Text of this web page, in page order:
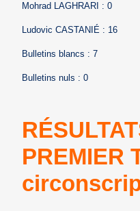
Mohrad LAGHRARI : 0
Ludovic CASTANIÉ : 16
Bulletins blancs : 7
Bulletins nuls : 0
PREMIER